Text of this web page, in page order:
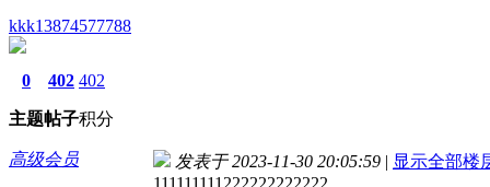
kkk13874577788
0
主题
402
帖子
402
积分
高级会员 发表于 2023-11-30 20:05:59 | 显示全部楼
111111111222222222222